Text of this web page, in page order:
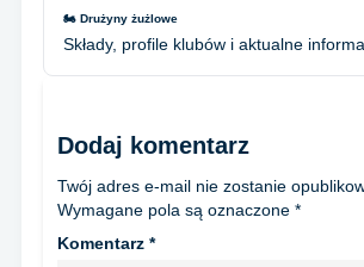
🏍️ Drużyny żużlowe
Składy, profile klubów i aktualne
Dodaj komentarz
Twój adres e-mail nie zostanie
Wymagane pola są oznaczone *
Komentarz *